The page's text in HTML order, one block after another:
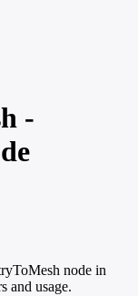
-
node in
and usage.